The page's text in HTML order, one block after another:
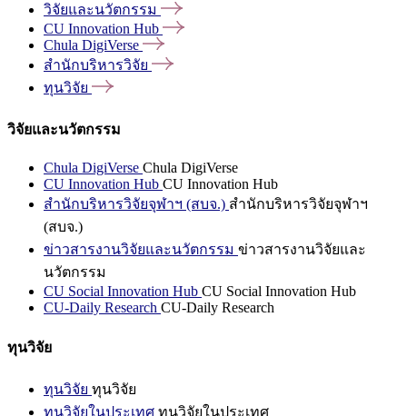
วิจัยและนวัตกรรม
CU Innovation Hub
Chula DigiVerse
สำนักบริหารวิจัย
ทุนวิจัย
วิจัยและนวัตกรรม
Chula DigiVerse Chula DigiVerse
CU Innovation Hub CU Innovation Hub
สำนักบริหารวิจัยจุฬาฯ (สบจ.) สำนักบริหารวิจัยจุฬาฯ
(สบจ.)
ข่าวสารงานวิจัยและนวัตกรรม ข่าวสารงานวิจัยและ
นวัตกรรม
CU Social Innovation Hub CU Social Innovation Hub
CU-Daily Research CU-Daily Research
ทุนวิจัย
ทุนวิจัย ทุนวิจัย
ทุนวิจัยในประเทศ ทุนวิจัยในประเทศ